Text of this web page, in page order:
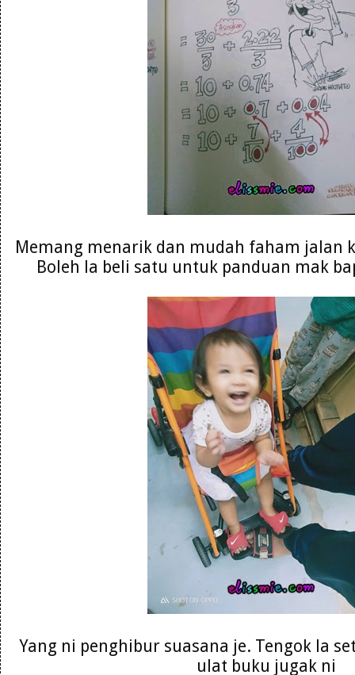
Memang menarik dan mudah faham jalan
Boleh la beli satu untuk panduan mak
Yang ni penghibur suasana je. Tengok la
ulat buku jugak ni